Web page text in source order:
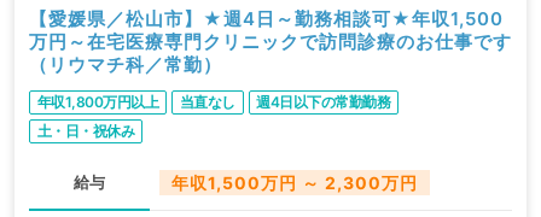
【愛媛県／松山市】★週4日～勤務相談可★年収1,500
万円～在宅医療専門クリニックで訪問診療のお仕事です
（リウマチ科／常勤）
年収1,800万円以上 当直なし
週4日以下の常勤勤務
土・日・祝休み
給与 年収1,500万円 ～ 2,300万円